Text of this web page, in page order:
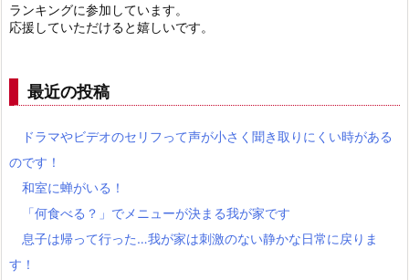
ランキングに参加しています。
応援していただけると嬉しいです。
最近の投稿
ドラマやビデオのセリフって声が小さく聞き取りにくい時がある
のです！
和室に蝉がいる！
「何食べる？」でメニューが決まる我が家です
息子は帰って行った…我が家は刺激のない静かな日常に戻りま
す！